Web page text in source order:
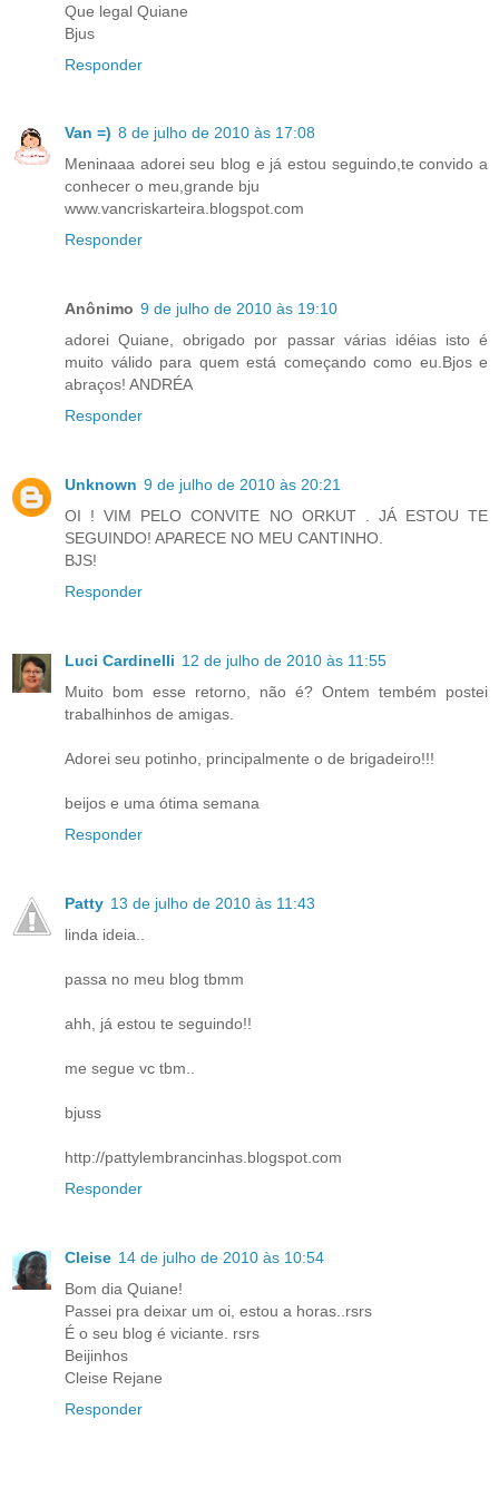
Que legal Quiane
Bjus
Responder
Van =) 8 de julho de 2010 às 17:08
Meninaaa adorei seu blog e já estou seguindo,te convido a
conhecer o meu,grande bju
www.vancriskarteira.blogspot.com
Responder
Anônimo 9 de julho de 2010 às 19:10
adorei Quiane, obrigado por passar várias idéias isto é
muito válido para quem está começando como eu.Bjos e
abraços! ANDRÉA
Responder
Unknown 9 de julho de 2010 às 20:21
OI ! VIM PELO CONVITE NO ORKUT . JÁ ESTOU TE
SEGUINDO! APARECE NO MEU CANTINHO.
BJS!
Responder
Luci Cardinelli 12 de julho de 2010 às 11:55
Muito bom esse retorno, não é? Ontem tembém postei
trabalhinhos de amigas.
Adorei seu potinho, principalmente o de brigadeiro!!!
beijos e uma ótima semana
Responder
Patty 13 de julho de 2010 às 11:43
linda ideia..
passa no meu blog tbmm
ahh, já estou te seguindo!!
me segue vc tbm..
bjuss
http://pattylembrancinhas.blogspot.com
Responder
Cleise 14 de julho de 2010 às 10:54
Bom dia Quiane!
Passei pra deixar um oi, estou a horas..rsrs
É o seu blog é viciante. rsrs
Beijinhos
Cleise Rejane
Responder